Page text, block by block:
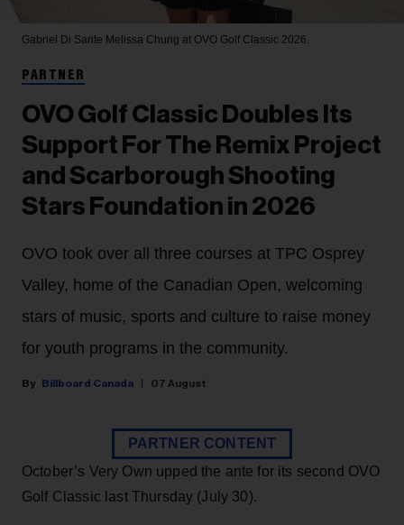
Gabriel Di Sante Melissa Chung at OVO Golf Classic 2026.
PARTNER
OVO Golf Classic Doubles Its
Support For The Remix Project
and Scarborough Shooting
Stars Foundation in 2026
OVO took over all three courses at TPC Osprey
Valley, home of the Canadian Open, welcoming
stars of music, sports and culture to raise money
for youth programs in the community.
Billboard Canada 07 August
PARTNER CONTENT
October’s Very Own upped the ante for its second OVO
Golf Classic last Thursday (July 30).